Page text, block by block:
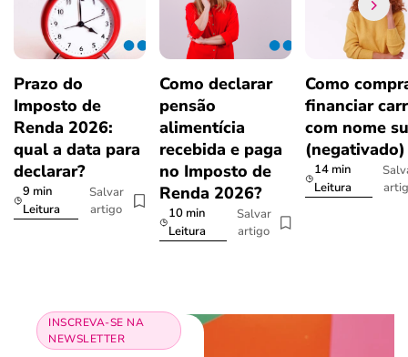
Prazo do
Imposto de
Renda 2026:
qual a data para
declarar?
9 min
Leitura
Salvar
artigo
Como declarar
pensão
alimentícia
recebida e paga
no Imposto de
Renda 2026?
10 min
Leitura
Salvar
artigo
Como
financiar
com nome
(negativado)
14 min
Leitura
INSCREVA-SE NA
NEWSLETTER